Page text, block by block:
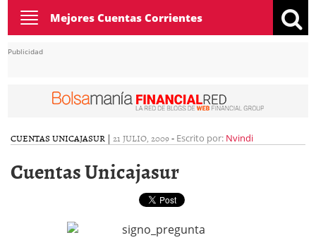
Toggle
navigation
Mejores Cuentas Corrientes
Publicidad
CUENTAS UNICAJASUR | 21 JULIO, 2009- Escrito por: Nvindi
Cuentas Unicajasur